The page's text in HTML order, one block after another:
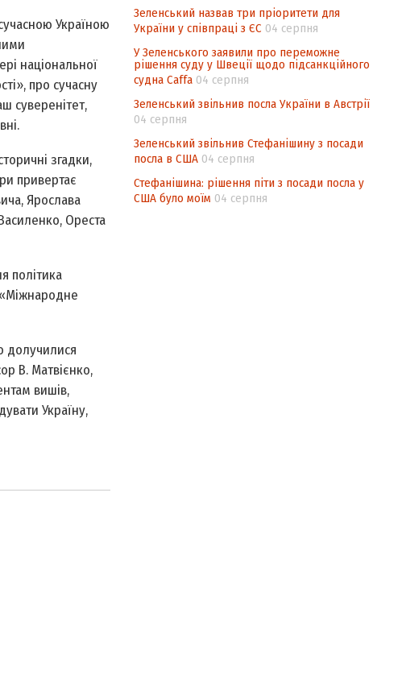
Україною
національної
про сучасну
суверенітет,
згадки,
привертає
Ярослава
Ореста
політика
«Міжнародне
долучилися
В. Матвієнко,
вишів,
Україну,
Зеленський назвав три пріоритети для
України у співпраці з ЄС 04 серпня
У Зеленського заявили про переможне
рішення суду у Швеції щодо підсанкційного
судна Caffa 04 серпня
Зеленський звільнив посла України в Австрії
04 серпня
Зеленський звільнив Стефанішину з посади
посла в США 04 серпня
Стефанішина: рішення піти з посади посла у
США було моїм 04 серпня